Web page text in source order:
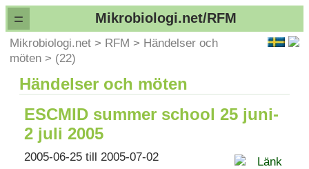
= Mikrobiologi.net/RFM
Mikrobiologi.net > RFM > Händelser och
möten > (22)
Händelser och möten
ESCMID summer school 25 juni-
2 juli 2005
Länk
2005-06-25 till 2005-07-02